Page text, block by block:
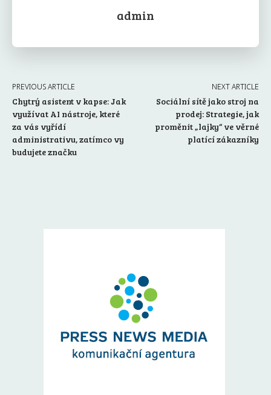
admin
PREVIOUS ARTICLE
Chytrý asistent v kapse: Jak
využívat AI nástroje, které
za vás vyřídí
administrativu, zatímco vy
budujete značku
NEXT ARTICLE
Sociální sítě jako stroj na
prodej: Strategie, jak
proměnit „lajky“ ve věrné
platící zákazníky